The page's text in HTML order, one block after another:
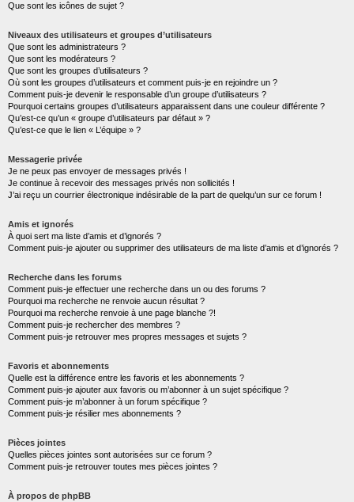
Que sont les icônes de sujet ?
Niveaux des utilisateurs et groupes d’utilisateurs
Que sont les administrateurs ?
Que sont les modérateurs ?
Que sont les groupes d’utilisateurs ?
Où sont les groupes d’utilisateurs et comment puis-je en rejoindre un ?
Comment puis-je devenir le responsable d’un groupe d’utilisateurs ?
Pourquoi certains groupes d’utilisateurs apparaissent dans une couleur différente ?
Qu’est-ce qu’un « groupe d’utilisateurs par défaut » ?
Qu’est-ce que le lien « L’équipe » ?
Messagerie privée
Je ne peux pas envoyer de messages privés !
Je continue à recevoir des messages privés non sollicités !
J’ai reçu un courrier électronique indésirable de la part de quelqu’un sur ce forum !
Amis et ignorés
À quoi sert ma liste d’amis et d’ignorés ?
Comment puis-je ajouter ou supprimer des utilisateurs de ma liste d’amis et d’ignorés ?
Recherche dans les forums
Comment puis-je effectuer une recherche dans un ou des forums ?
Pourquoi ma recherche ne renvoie aucun résultat ?
Pourquoi ma recherche renvoie à une page blanche ?!
Comment puis-je rechercher des membres ?
Comment puis-je retrouver mes propres messages et sujets ?
Favoris et abonnements
Quelle est la différence entre les favoris et les abonnements ?
Comment puis-je ajouter aux favoris ou m’abonner à un sujet spécifique ?
Comment puis-je m’abonner à un forum spécifique ?
Comment puis-je résilier mes abonnements ?
Pièces jointes
Quelles pièces jointes sont autorisées sur ce forum ?
Comment puis-je retrouver toutes mes pièces jointes ?
À propos de phpBB